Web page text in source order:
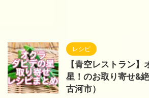
レシピ
【青空レストラン
星！のお取り寄せ&
古河市）